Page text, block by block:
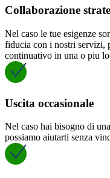
Collaborazione
Nel caso le tue esigenze
fiducia con i nostri servizi,
continuativo in una o piu
Uscita occasionale
Nel caso hai bisogno di
possiamo aiutarti senza